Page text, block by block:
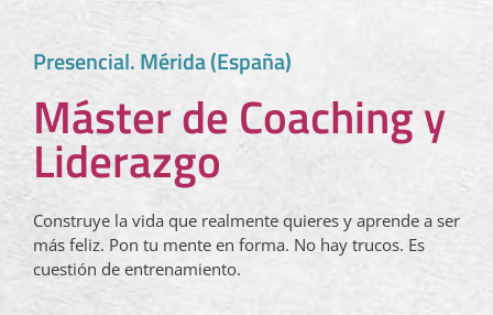
Presencial. Mérida (España)
Máster de Coaching y
Liderazgo
Construye la vida que realmente quieres y aprende a ser
más feliz. Pon tu mente en forma. No hay trucos. Es
cuestión de entrenamiento.